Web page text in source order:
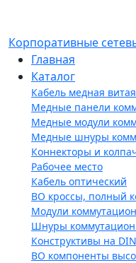
Корпоративные
Главная
Каталог
Кабель медная
Медные панели
Медные модули
Медные шнуры
Коннекторы и
Рабочее место
Кабель оптический
ВО кроссы, полный
Модули
Шнуры
Конструктивы на
ВО компоненты